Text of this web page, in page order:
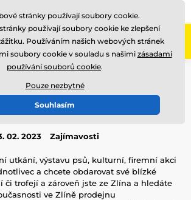
8-17)
02. 2023 Zajímavosti
utkání, výstavu psů, kulturní, firemní akci
a chcete obdarovat své blízké
či trofejí a zároveň jste ze Zlína a hledáte
ve Zlíně prodejnu
stránky používají soubory cookie.
používají soubory cookie ke zlepšení
Používáním našich webových stránek
soubory cookie v souladu s našimi zásadami
používání souborů cookie.
Pouze nezbytné
Souhlasím